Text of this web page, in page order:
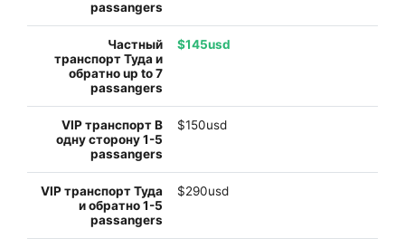
$145usd
$150usd
$290usd